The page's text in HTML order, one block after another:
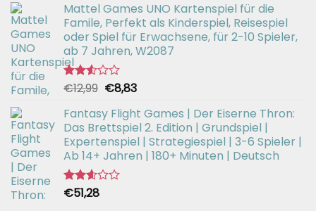
mit
2.53
von 5
Mattel Games UNO Kartenspiel für die
Famile, Perfekt als Kinderspiel, Reisespiel
oder Spiel für Erwachsene, für 2-10 Spieler,
ab 7 Jahren, W2087
Bewertet
2.52
von 5
€12,99 Ursprünglicher
war:
€12,99
€8,83Aktueller
ist:
€8,83.
Fantasy Flight Games | Der Eiserne Thron:
Das Brettspiel 2. Edition | Grundspiel |
Expertenspiel | Strategiespiel | 3-6 Spieler |
Ab 14+ Jahren | 180+ Minuten | Deutsch
Bewertet
€51,28